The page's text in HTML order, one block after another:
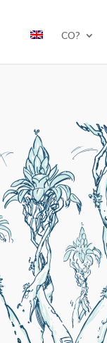
CO?